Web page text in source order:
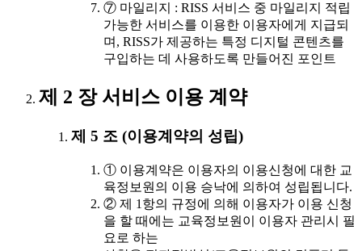
⑦ 마일리지 : RISS 서비스 중 마일리지 적립
가능한 서비스를 이용한 이용자에게 지급되
며, RISS가 제공하는 특정 디지털 콘텐츠를
구입하는 데 사용하도록 만들어진 포인트
제 2 장 서비스 이용 계약
제 5 조 (이용계약의 성립)
① 이용계약은 이용자의 이용신청에 대한 교
육정보원의 이용 승낙에 의하여 성립됩니다.
② 제 1항의 규정에 의해 이용자가 이용 신청
을 할 때에는 교육정보원이 이용자 관리시 필
요로 하는